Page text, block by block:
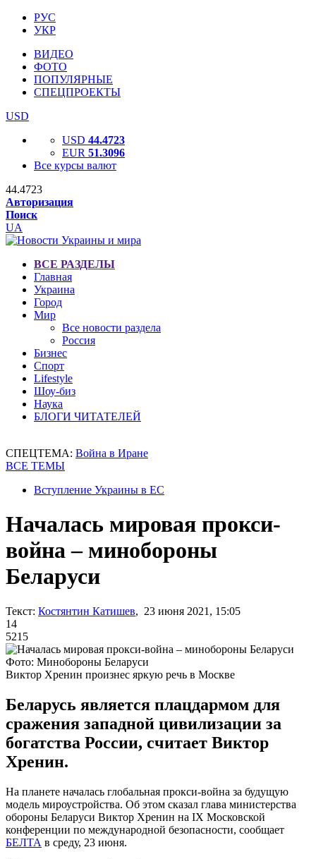
РУС
УКР
ВИДЕО
ФОТО
ПОПУЛЯРНЫЕ
СПЕЦПРОЕКТЫ
USD
USD 44.4723
EUR 51.3096
Все курсы валют
44.4723
Авторизация
Поиск
UA
ВСЕ РАЗДЕЛЫ
Главная
Украина
Город
Мир
Все новости раздела
Россия
Бизнес
Спорт
Lifestyle
Шоу-биз
Наука
БЛОГИ ЧИТАТЕЛЕЙ
СПЕЦТЕМА: Война в Иране
ВСЕ ТЕМЫ
Вступление Украины в ЕС
Началась мировая прокси-
война – минобороны
Беларуси
Текст: Костянтин Катишев, 23 июня 2021, 15:05
14
5215
Фото: Минобороны Беларуси
Виктор Хренин произнес яркую речь в Москве
Беларусь является плацдармом для
сражения западной цивилизации за
богатства России, считает Виктор
Хренин.
На планете началась глобальная прокси-война за будущую
модель мироустройства. Об этом сказал глава министерства
обороны Беларуси Виктор Хренин на IX Московской
конференции по международной безопасности, сообщает
БЕЛТА в среду, 23 июня.